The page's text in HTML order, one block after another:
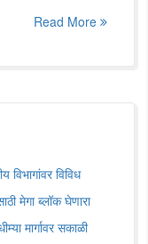
Read More
विभागांवर विविध
मेगा ब्लॉक घेणारा
मार्गावर सकाळी